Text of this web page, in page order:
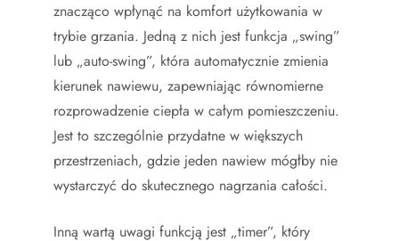
znacząco wpłynąć na komfort użytkowania w
trybie grzania. Jedną z nich jest funkcja „swing”
lub „auto-swing”, która automatycznie zmienia
kierunek nawiewu, zapewniając równomierne
rozprowadzenie ciepła w całym pomieszczeniu.
Jest to szczególnie przydatne w większych
przestrzeniach, gdzie jeden nawiew mógłby nie
wystarczyć do skutecznego nagrzania całości.
Inną wartą uwagi funkcją jest „timer”, który